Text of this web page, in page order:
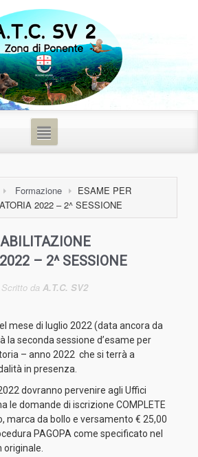
Formazione
ESAME PER
2022 – 2^ SESSIONE
– 2^ SESSIONE
Scritto da A.T.C. SV2
mese di luglio 2022 (data ancora da
la seconda sessione d’esame per
– anno 2022 che si terrà a
in presenza.
dovranno pervenire agli Uffici
le domande di iscrizione COMPLETE
marca da bollo e versamento € 25,00
PAGOPA come specificato nel
originale.